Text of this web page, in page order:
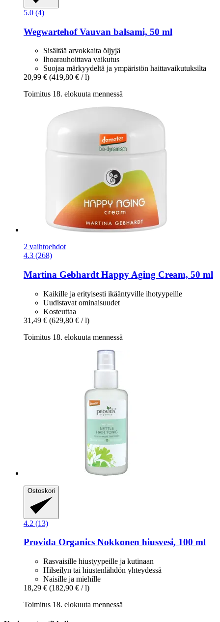
5.0 (4)
WegwartehofVauvan balsami, 50 ml
Sisältää arvokkaita öljyjä
Ihoarauhoittava vaikutus
Suojaa märkyydeltä ja ympäristön haittavaikutuksilta
20,99 € (419,80 € / l)
Toimitus 18. elokuuta mennessä
2 vaihtoehdot
4.3 (268)
Martina Gebhardt Happy Aging Cream, 50 ml
Kaikille ja erityisesti ikääntyville ihotyypeille
Uudistavat ominaisuudet
Kosteuttaa
31,49 € (629,80 € / l)
Toimitus 18. elokuuta mennessä
Ostoskori
4.2 (13)
Provida Organics Nokkonen hiusvesi, 100 ml
Rasvaisille hiustyypeille ja kutinaan
Hilseilyn tai hiustenlähdön yhteydessä
Naisille ja miehille
18,29 € (182,90 € / l)
Toimitus 18. elokuuta mennessä